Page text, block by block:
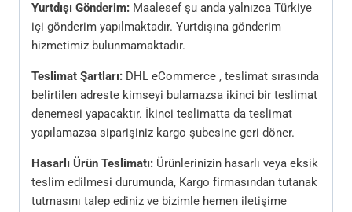
Yurtdışı Gönderim: Maalesef şu anda yalnızca Türkiye
içi gönderim yapılmaktadır. Yurtdışına gönderim
hizmetimiz bulunmamaktadır.
Teslimat Şartları: DHL eCommerce , teslimat sırasında
belirtilen adreste kimseyi bulamazsa ikinci bir teslimat
denemesi yapacaktır. İkinci teslimatta da teslimat
yapılamazsa siparişiniz kargo şubesine geri döner.
Hasarlı Ürün Teslimatı: Ürünlerinizin hasarlı veya eksik
teslim edilmesi durumunda, Kargo firmasından tutanak
tutmasını talep ediniz ve bizimle hemen iletişime